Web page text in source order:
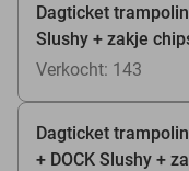
Dagticket
Slushy + zakje
Verkocht: 143
Dagticket
+ DOCK Slushy +